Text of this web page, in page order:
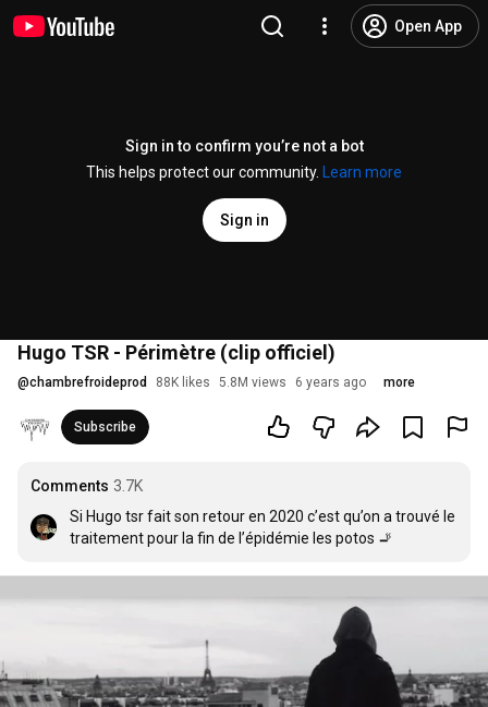
Open App
Sign in to confirm you’re not a bot
This helps protect our community.
Learn more
Sign in
Hugo TSR - Périmètre (clip officiel)
@chambrefroideprod 88K likes 5.8M views 6 years ago more
Subscribe
Comments 3.7K
Si Hugo tsr fait son retour en 2020 c’est qu’on a trouvé le
traitement pour la fin de l’épidémie les potos 🚬